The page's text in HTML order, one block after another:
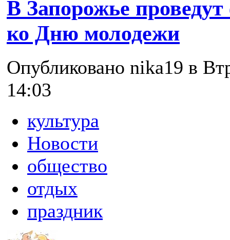
В Запорожье
ко Дню молодежи
Опубликовано nika19 в
14:03
культура
Новости
общество
отдых
праздник